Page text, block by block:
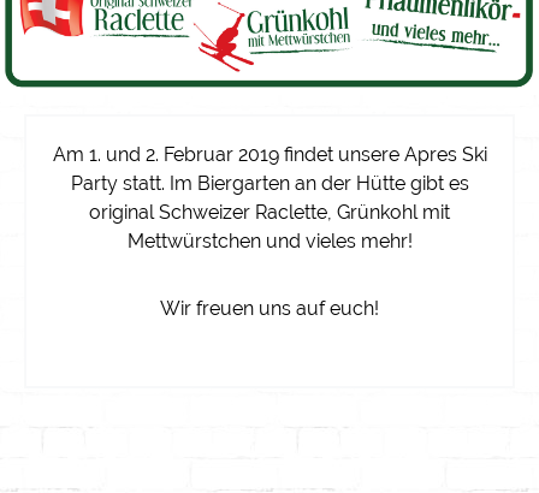
Am 1. und 2. Februar 2019findet unsere Apres Ski
Partystatt. Im Biergarten an der Hütte gibt es
original Schweizer Raclette, Grünkohl mit
Mettwürstchen und vieles mehr!
Wir freuen uns auf euch!